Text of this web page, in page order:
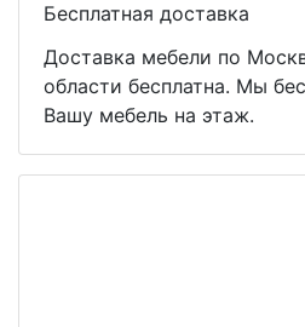
Бесплатная доставка
Доставка мебели по
области бесплатна. Мы
Вашу мебель на этаж.